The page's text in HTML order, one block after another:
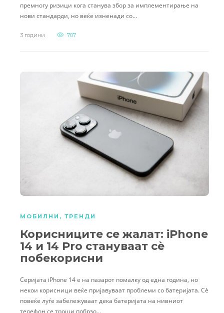
премногу ризици кога станува збор за имплементирање на
нови стандарди, но веќе изненади со…
3 години 707
МОБИЛНИ , ТРЕНДИ
Корисниците се жалат: iPhone
14 и 14 Pro стануваат сè
побекорисни
Серијата iPhone 14 е на пазарот помалку од една година, но
некои корисници веќе пријавуваат проблеми со батеријата. Сè
повеќе луѓе забележуваат дека батеријата на нивниот